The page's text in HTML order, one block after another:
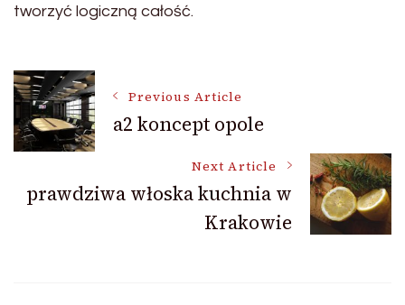
tworzyć logiczną całość.
Post
Navigation
Previous Article
a2 koncept opole
Next Article
prawdziwa włoska kuchnia w
Krakowie